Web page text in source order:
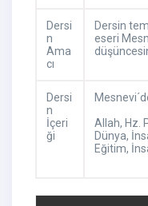
Dersi
n
Ama
cı
Dersin
eseri
Dersi
n
İçeri
ği
Allah, Hz.
Dünya,
Eğitim,